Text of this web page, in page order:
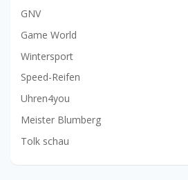
GNV
Game World
Wintersport
Speed-Reifen
Uhren4you
Meister Blumberg
Tolk schau